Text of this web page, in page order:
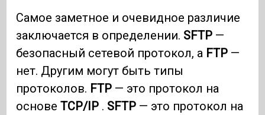
Самое заметное и очевидное различие
заключается в определении. SFTP —
безопасный сетевой протокол, а FTP —
нет. Другим могут быть типы
протоколов. FTP — это протокол на
основеTCP/IP . SFTP — это протокол на